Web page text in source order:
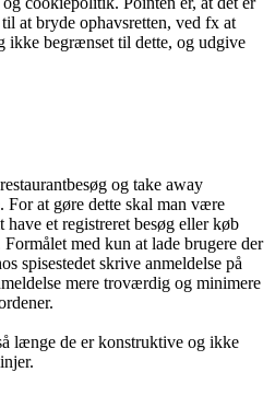
at bryde ophavsretten, ved fx at
ikke begrænset til dette, og udgive
og take away
For at gøre dette skal man være
et registreret besøg eller køb
med kun at lade brugere der
spisestedet skrive anmeldelse på
mere troværdig og minimere
længe de er konstruktive og ikke